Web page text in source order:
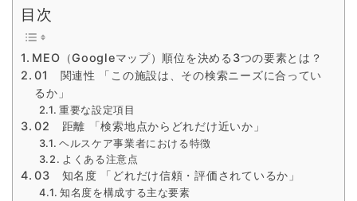
目次
MEO（Googleマップ）順位を決める3つの要素とは？
01 関連性 「この施設は、その検索ニーズに合ってい
るか」
重要な設定項目
02 距離 「検索地点からどれだけ近いか」
ヘルスケア事業者における特徴
よくある注意点
03 知名度 「どれだけ信頼・評価されているか」
知名度を構成する主な要素